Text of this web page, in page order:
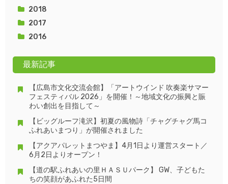
2018
2017
2016
最新記事
【広島市文化交流会館】「アートウインド 吹奏楽サマー
フェスティバル 2026」を開催！～地域文化の振興と賑
わい創出を目指して～
【ビッグルーフ滝沢】初夏の風物詩「チャグチャグ馬コ
ふれあいまつり」が開催されました
【アクアパレットまつやま】4月1日より運営スタート／
6月2日よりオープン！
【道の駅ふれあいの里ＨＡＳＵパーク】 GW、子どもた
ちの笑顔があふれた5日間